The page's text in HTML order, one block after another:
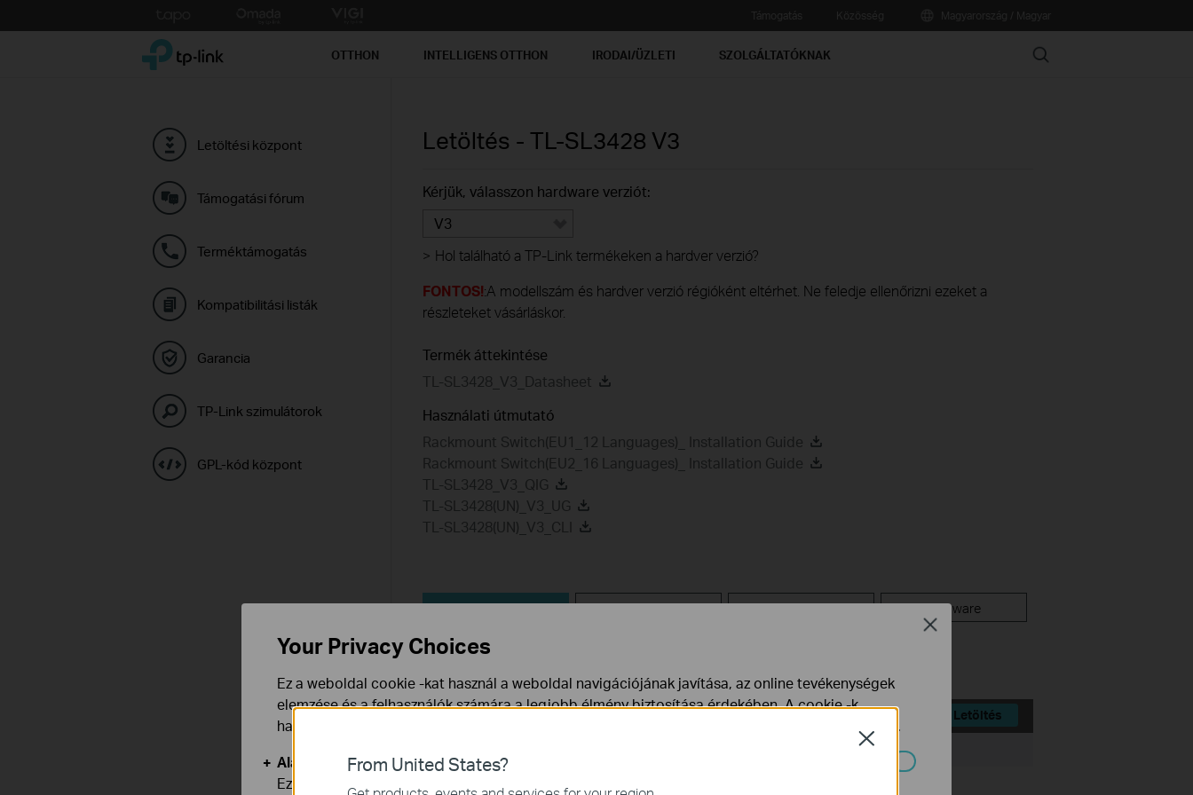
to
TP-Link, Reliably Smart OTTHON INTELLIGENS OTTHON IRODAI/ÜZLETI SZOLGÁLTATÓKNAK Search
Letöltési központ
Támogatási fórum
Terméktámogatás
Kompatibilitási listák
Garancia
TP-Link szimulátorok
GPL-kód központ
Letöltés - TL-SL3428 V3
Kérjük, válasszon hardware verziót:
V3
> Hol található a TP-Link termékeken a hardver verzió?
FONTOS!:A modellszám és hardver verzió régióként eltérhet. Ne feledje ellenőrizni ezeket a
részleteket vásárláskor.
Termék áttekintése
TL-SL3428_V3_Datasheet
Használati útmutató
Rackmount Switch(EU1_12 Languages)_ Installation Guide
Rackmount Switch(EU2_16 Languages)_ Installation Guide
TL-SL3428_V3_QIG
TL-SL3428(UN)_V3_UG
TL-SL3428(UN)_V3_CLI
MIB fájlok 802.1X Client GYIK Firmware
Letöltés
Fájlméret:6.15 MB
From United States?
Close
Your Privacy Choices
Ez a weboldal cookie -kat használ a weboldal navigációjának javítása, az online tevékenységek
elemzése és a felhasználók számára a legjobb élmény biztosítása érdekében. A cookie -k
használata ellen bármikor tiltakozhat. További információt az
talál.
Alap Cookie-k
Ezek a cookie -k a webhely működéséhez szükségesek, és nem tilthatók le a rendszereiben.
Close